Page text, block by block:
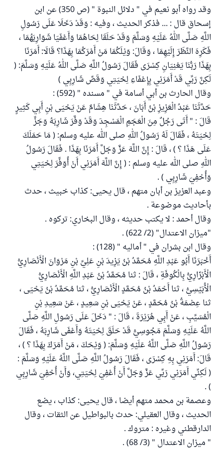
وقد رواه أبو نعيم في " دلائل النبوة " (ص 350) عن ابن
إسحاق قال : ... فذكر الحديث ، وفيه : وَقَدْ دَخَلَا عَلَى رَسُولِ
اللَّهِ صَلَّى اللهُ عَلَيْهِ وَسَلَّمَ وَقَدْ حَلَقَا لِحَاهُمَا وَأَعْفَيَا شَوَارِبَهُمَا ،
فَكَرِهَ النَّظَرَ إِلَيْهِمَا ، وَقَالَ: وَيْلَكُمَا مَنْ أَمْرَكُمَا بِهَذَا؟ قَالَا: أَمَرَنَا
بِهَذَا رَبُّنَا يَعْنِيَانِ كِسْرَى فَقَالَ رَسُولُ اللَّهِ صَلَّى اللهُ عَلَيْهِ وَسَلَّمَ: (
لَكِنَّ رَبِّي قَدْ أَمَرَنِي بِإِعْفَاءِ لِحْيَتِي وَقَصِّ شَارِبِي )
وقال الحارث بن أبي أسامة في " مسنده " (592) :
حَدَّثَنَا عَبْدُ الْعَزِيزِ بْنُ أَبَانَ ، حَدَّثَنَا هِشَامٌ عَنْ يَحْيَى بْنِ أَبِي كَثِيرٍ
قَالَ : " أَتَى رَجُلٌ مِنَ الْعَجَمِ الْمَسْجِدَ وَقَدْ وَفَّرَ شَارِبَهُ وَجَزِّ
لِحْيَتَهُ ، فَقَالَ لَهُ رَسُولُ اللهِ صلى الله عليه وسلم: ( مَا حَمَلَكَ
عَلَى هَذَا ؟ ) ، قَالَ : إِنَّ اللَّهَ عَزَّ وَجَلَّ أَمَرَنَا بِهَذَا . فَقَالَ رَسُولُ
اللهِ صلى الله عليه وسلم : ( إِنَّ اللَّهَ أَمَرَنِي أَنْ أُوَفِّرَ لِحْيَتِي
وَأُحْفِيَ شَارِبِي ) .
وعبد العزيز بن أبان متهم ، قال يحيى: كذاب خبيث ، حدث
بأحاديث موضوعة .
وقال أحمد : لا يكتب حديثه ، وقال البخاري: تركوه .
"ميزان الاعتدال" (2/ 622) .
وقال ابن بشران في " أماليه " (128) :
أَخْبَرَنَا أَبُو عَبْدِ اللَّهِ مُحَمَّدُ بْنُ يَزِيدَ بْنِ عَلِيِّ بْنِ مَرْوَانَ الْأَنْصَارِيُّ
الْأَبْزَارِيُّ بِالْكُوفَةِ ، قَالَ : ثنا مُحَمَّدُ بْنُ عَبْدِ اللَّهِ الْأَنْصَارِيُّ
الْأُبَيْسِيُّ ، ثنا أَحْمَدُ بْنُ مُحَمَّدٍ الْأَنْصَارِيُّ ، ثنا مُحَمَّدُ بْنُ يَحْيَى ،
ثنا عِصْمَةُ بْنُ مُحَمَّدٍ ، عَنْ يَحْيَى بْنِ سَعِيدٍ ، عَنْ سَعِيدِ بْنِ
الْمُسَيِّبِ ، عَنْ أَبِي هُرَيْرَةَ ، قَالَ : " دَخَلَ عَلَى رَسُولِ اللَّهِ صَلَّى
اللَّهُ عَلَيْهِ وَسَلَّمَ مَجُوسِيُّ قَدْ حَلَقَ لِحْيَتَهُ وَأَعْفَى شَارِبَهُ ، فَقَالَ
رَسُولُ اللَّهِ صَلَّى اللَّهُ عَلَيْهِ وَسَلَّمَ: ( وَيْحَكَ ، مَنْ أَمَرَكَ بِهَذَا ؟ ) ،
قَالَ: أَمَرَنِي بِهِ كِسْرَى ، فَقَالَ رَسُولُ اللَّهِ صَلَّى اللَّهُ عَلَيْهِ وَسَلَّمَ :
( لَكِنِّي أَمَرَنِي رَبِّي عَزَّ وَجَلَّ أَنْ أُعْفِيَ لِحْيَتِي، وَأَنْ أُحْفِيَ شَارِبِي
) .
وعصمة بن محمد متهم أيضا ، قال يحيى: كذاب ، يضع
الحديث ، وقال العقيلي: حدث بالبواطيل عن الثقات ، وقال
الدارقطني وغيره : متروك .
" ميزان الاعتدال " (3/ 68) .